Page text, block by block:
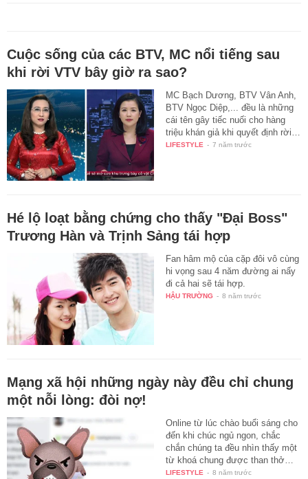
Cuộc sống của các BTV, MC nổi tiếng sau
khi rời VTV bây giờ ra sao?
MC Bạch Dương, BTV Vân Anh,
BTV Ngọc Diệp,... đều là những
cái tên gây tiếc nuối cho hàng
triệu khán giả khi quyết định rời…
LIFESTYLE - 7 năm trước
Hé lộ loạt bằng chứng cho thấy "Đại Boss"
Trương Hàn và Trịnh Sảng tái hợp
Fan hâm mộ của cặp đôi vô cùng
hi vọng sau 4 năm đường ai nấy
đi cả hai sẽ tái hợp.
HẬU TRƯỜNG - 8 năm trước
Mạng xã hội những ngày này đều chỉ chung
một nỗi lòng: đòi nợ!
Online từ lúc chào buổi sáng cho
đến khi chúc ngủ ngon, chắc
chắn chúng ta đều nhìn thấy một
từ khoá chung được than thở…
LIFESTYLE - 8 năm trước